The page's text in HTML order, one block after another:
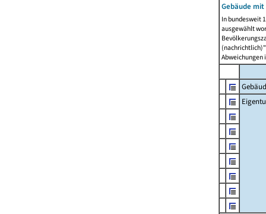
Gebäude
In bundesweit
ausgewählt
Abweichungen